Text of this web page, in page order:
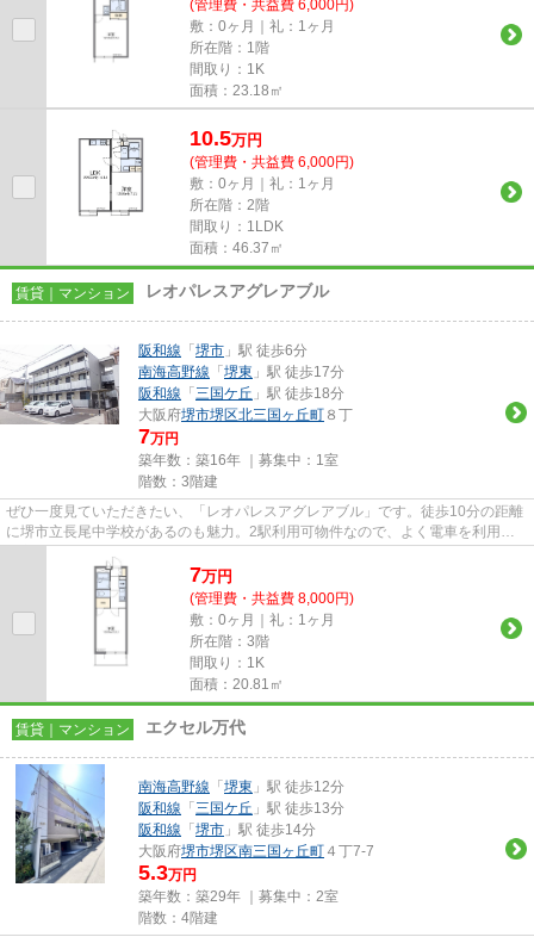
(管理費・共益費 6,000円)
敷：0ヶ月｜礼：1ヶ月
所在階：1階
間取り：1K
面積：23.18㎡
10.5万円
(管理費・共益費 6,000円)
敷：0ヶ月｜礼：1ヶ月
所在階：2階
間取り：1LDK
面積：46.37㎡
賃貸｜マンション レオパレスアグレアブル
阪和線 「 堺市 」駅 徒歩6分
南海高野線 「 堺東 」駅 徒歩17分
阪和線 「 三国ケ丘 」駅 徒歩18分
大阪府堺市堺区北三国ヶ丘町 ８丁
7万円
築年数：築16年 ｜募集中： 1室
階数：3階建
ぜひ一度見ていただきたい、「レオパレスアグレアブル」です。徒歩10分の距離
に堺市立長尾中学校があるのも魅力。2駅利用可物件なので、よく電車を利用す
7万円
(管理費・共益費 8,000円)
敷：0ヶ月｜礼：1ヶ月
所在階：3階
間取り：1K
面積：20.81㎡
賃貸｜マンション エクセル万代
南海高野線 「 堺東 」駅 徒歩12分
阪和線 「 三国ケ丘 」駅 徒歩13分
阪和線 「 堺市 」駅 徒歩14分
大阪府堺市堺区南三国ヶ丘町 ４丁7-7
5.3万円
築年数：築29年 ｜募集中： 2室
階数：4階建